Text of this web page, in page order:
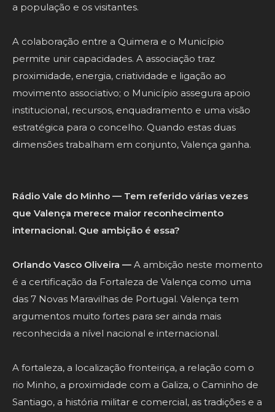
a população e os visitantes.
A colaboração entre a Quimera e o Município
permite unir capacidades. A associação traz
proximidade, energia, criatividade e ligação ao
movimento associativo; o Município assegura apoio
institucional, recursos, enquadramento e uma visão
estratégica para o concelho. Quando estas duas
dimensões trabalham em conjunto, Valença ganha.
Rádio Vale do Minho — Tem referido várias vezes
que Valença merece maior reconhecimento
internacional. Que ambição é essa?
Orlando Vasco Oliveira — A ambição neste momento
é a certificação da Fortaleza de Valença como uma
das 7 Novas Maravilhas de Portugal. Valença tem
argumentos muito fortes para ser ainda mais
reconhecida a nível nacional e internacional.
A fortaleza, a localização fronteiriça, a relação com o
rio Minho, a proximidade com a Galiza, o Caminho de
Santiago, a história militar e comercial, as tradições e a